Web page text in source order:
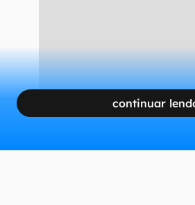
continuar